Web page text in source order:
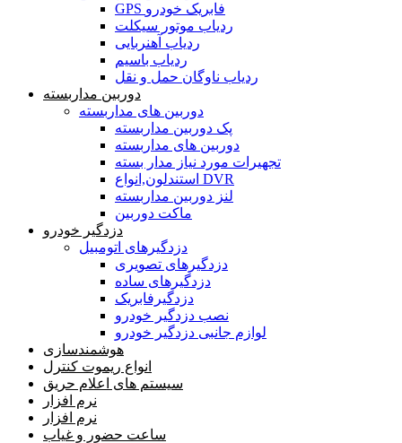
GPS فابریک خودرو
ردیاب موتور سیکلت
ردیاب آهنربایی
ردیاب باسیم
ردیاب ناوگان حمل و نقل
دوربین مداربسته
دوربین های مداربسته
پک دوربین مداربسته
دوربین های مداربسته
تجهیرات مورد نیاز مدار بسته
استندلون,انواع DVR
لنز دوربین مداربسته
ماکت دوربین
دزدگیر خودرو
دزدگیرهای اتومبیل
دزدگیرهای تصویری
دزدگیرهای ساده
دزدگیرفابریک
نصب دزدگیر خودرو
لوازم جانبی دزدگیر خودرو
هوشمندسازی
انواع ریموت کنترل
سیستم های اعلام حریق
نرم افزار
نرم افزار
ساعت حضور و غیاب